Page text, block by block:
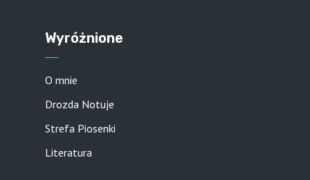
Wyróżnione
O mnie
Drozda Notuje
Strefa Piosenki
Literatura